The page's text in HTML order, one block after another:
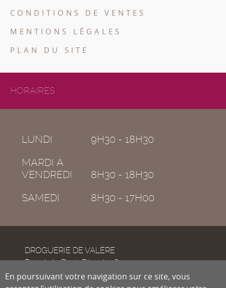
CONDITIONS DE VENTES
MENTIONS LÉGALES
PLAN DU SITE
HORAIRES
LUNDI
9H30 - 18H30
MARDI À
VENDREDI
8H30 - 18H30
SAMEDI
8H30 - 17H00
DROGUERIE DE VALÈRE
Rue de la Dent-Blanche 8
CH-1950
En poursuivant votre navigation sur ce site, vous